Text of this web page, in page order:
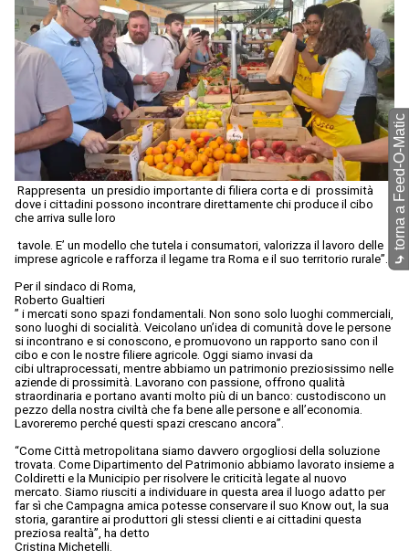
Rappresenta un presidio importante di filiera corta e di prossimità
dove i cittadini possono incontrare direttamente chi produce il cibo
che arriva sulle loro
tavole. E’ un modello che tutela i consumatori, valorizza il lavoro delle
imprese agricole e rafforza il legame tra Roma e il suo territorio rurale”.
Per il sindaco di Roma,
Roberto Gualtieri
” i mercati sono spazi fondamentali. Non sono solo luoghi commerciali,
sono luoghi di socialità. Veicolano un’idea di comunità dove le persone
si incontrano e si conoscono, e promuovono un rapporto sano con il
cibo e con le nostre filiere agricole. Oggi siamo invasi da
cibi ultraprocessati, mentre abbiamo un patrimonio preziosissimo nelle
aziende di prossimità. Lavorano con passione, offrono qualità
straordinaria e portano avanti molto più di un banco: custodiscono un
pezzo della nostra civiltà che fa bene alle persone e all’economia.
Lavoreremo perché questi spazi crescano ancora”.
“Come Città metropolitana siamo davvero orgogliosi della soluzione
trovata. Come Dipartimento del Patrimonio abbiamo lavorato insieme a
Coldiretti e la Municipio per risolvere le criticità legate al nuovo
mercato. Siamo riusciti a individuare in questa area il luogo adatto per
far sì che Campagna amica potesse conservare il suo Know out, la sua
storia, garantire ai produttori gli stessi clienti e ai cittadini questa
preziosa realtà”, ha detto
Cristina Michetelli.
⤷
torna a Feed-O-Matic